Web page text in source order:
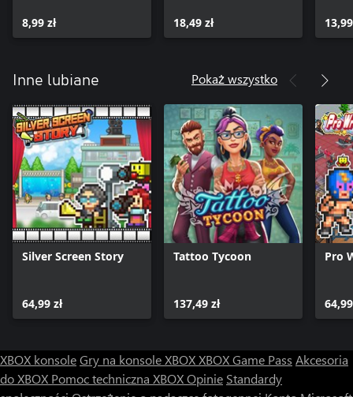
8,99 zł 18,49 zł
Inne lubiane Pokaż wszystko
Silver Screen Story
64,99 zł
Tattoo Tycoon
137,49 zł
Pro
XBOX konsoleGry na konsole XBOXXBOX Game Pass Akcesoria
do XBOX Pomoc techniczna XBOXOpinie Standardy